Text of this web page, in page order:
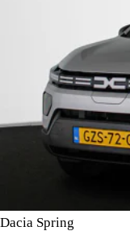
Dacia Spring